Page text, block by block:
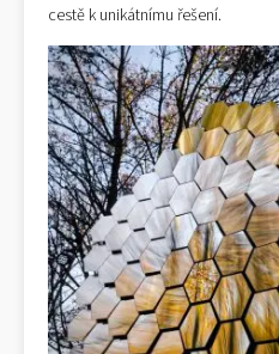
cestě k unikátnímu řešení.